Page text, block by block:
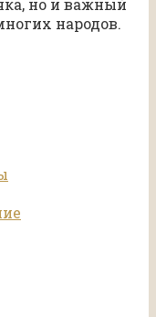
но и важный
народов.